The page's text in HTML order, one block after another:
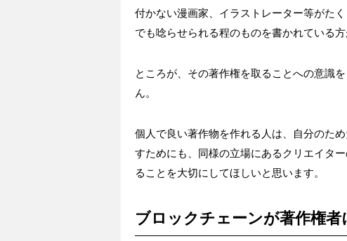
付かない漫画家、イラストレーター等がた
でも唸らせられる程のものを書かれている方
ところが、その著作権を取ることへの意識
ん。
個人で良い著作物を作れる人は、自分のた
すためにも、同様の立場にあるクリエイタ
ることを大切にしてほしいと思います。
ブロックチェーンが著作権者